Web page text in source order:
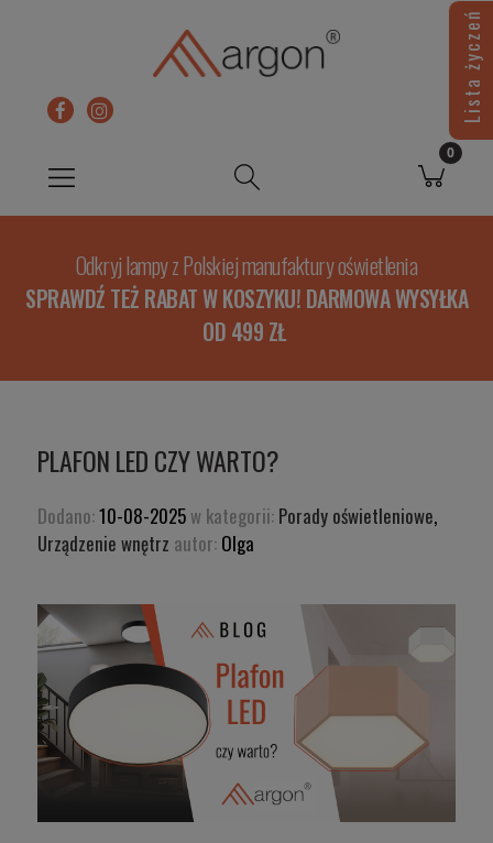
Odkryj lampy z Polskiej manufaktury oświetlenia
SPRAWDŹ TEŻ RABAT W KOSZYKU! DARMOWA WYSYŁKA
OD 499 ZŁ
PLAFON LED CZY WARTO?
Dodano:10-08-2025 w kategorii: Porady oświetleniowe,
Urządzenie wnętrz autor: Olga
Lista życzeń